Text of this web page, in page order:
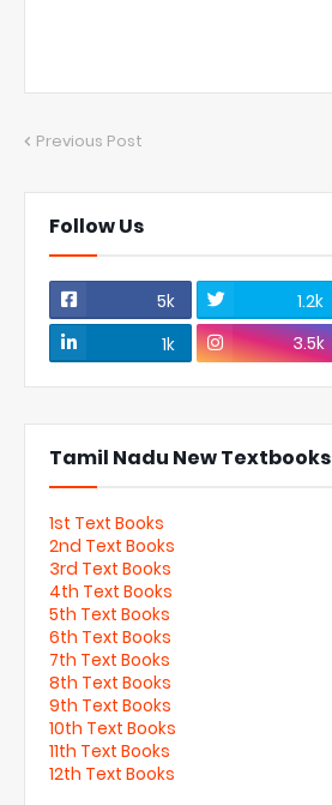
Previous Post
Follow Us
5k 1.2k
1k
3.5k
Tamil Nadu New Textbooks
1st Text Books
2nd Text Books
3rd Text Books
4th Text Books
5th Text Books
6th Text Books
7th Text Books
8th Text Books
9th Text Books
10th Text Books
11th Text Books
12th Text Books